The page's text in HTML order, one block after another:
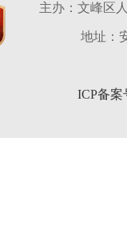
主办：文峰区
地址：
ICP备案